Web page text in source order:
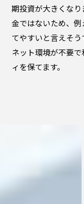
期投資が大きくな
金ではないため、
てやすいと言えそ
ネット環境が不要
ィを保てます。